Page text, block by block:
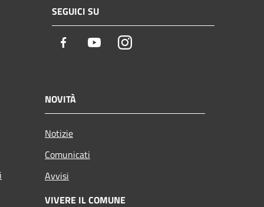
SEGUICI SU
Facebook YoutubeInstagram
NOVITÀ
Notizie
Comunicati
Avvisi
VIVERE IL COMUNE